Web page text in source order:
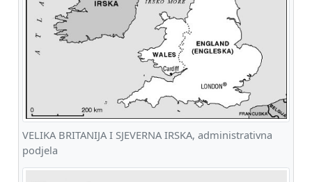
VELIKA BRITANIJA I SJEVERNA IRSKA, administrativna
podjela